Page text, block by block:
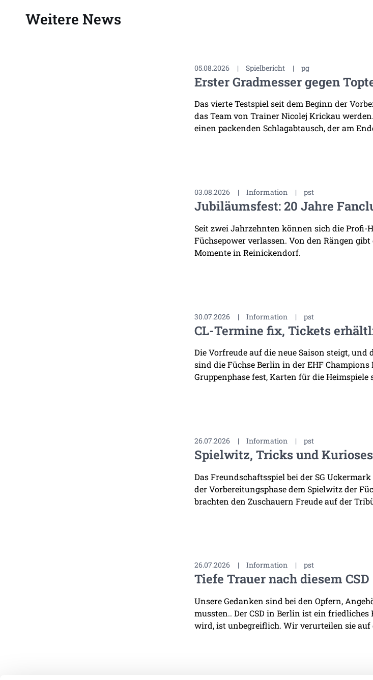
Weitere News
05.08.2026 | Spielbericht | pg
Erster Gradmesser gegen
Das vierte Testspiel seit dem Beginn der
das Team von Trainer Nicolej Krickau
einen packenden Schlagabtausch, der am
03.08.2026 | Information | pst
Jubiläumsfest: 20 Jahre
Seit zwei Jahrzehnten können sich die Profi-
Füchsepower verlassen. Von den Rängen
Momente in Reinickendorf.
30.07.2026 | Information | pst
CL-Termine fix, Tickets
Die Vorfreude auf die neue Saison steigt,
sind die Füchse Berlin in der EHF
Gruppenphase fest, Karten für die
26.07.2026 | Information | pst
Spielwitz, Tricks und
Das Freundschaftsspiel bei der SG
der Vorbereitungsphase dem Spielwitz der
brachten den Zuschauern Freude auf der
26.07.2026 | Information | pst
Tiefe Trauer nach diesem CSD
Unsere Gedanken sind bei den Opfern,
mussten.. Der CSD in Berlin ist ein friedliches
wird, ist unbegreiflich. Wir verurteilen sie auf